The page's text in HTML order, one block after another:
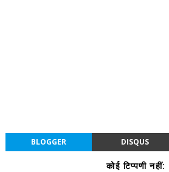
BLOGGER DISQUS
कोई टिप्पणी नहीं: